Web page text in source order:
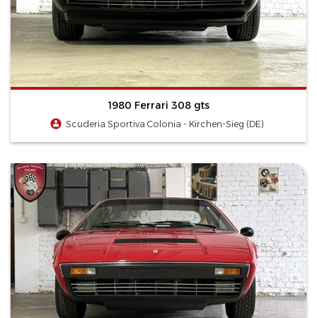
1980 Ferrari 308 gts
Scuderia Sportiva Colonia - Kirchen-Sieg (DE)